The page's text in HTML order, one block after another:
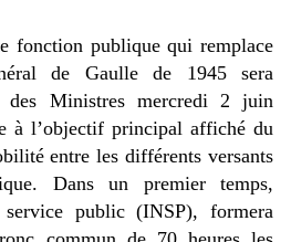
fonction publique qui remplace
de Gaulle de 1945 sera
des Ministres mercredi 2 juin
à l’objectif principal affiché du
entre les différents versants
Dans un premier temps,
public (INSP), formera